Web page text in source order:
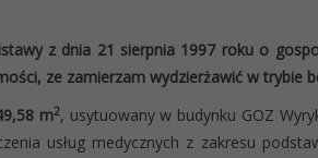
z dnia 21 sierpnia 1997 roku o
ze zamierzam wydzierżawić w trybie
m2, usytuowany w budynku GOZ
usług medycznych z zakresu